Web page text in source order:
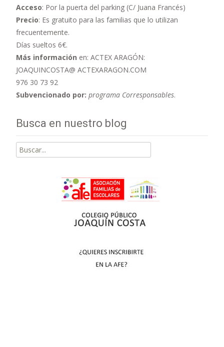
Acceso: Por la puerta del parking (C/ Juana Francés)
Precio: Es gratuito para las familias que lo utilizan
frecuentemente.
Días sueltos 6€.
Más información en: ACTEX ARAGÓN:
JOAQUINCOSTA@ ACTEXARAGON.COM
976 30 73 92
Subvencionado por: programa Corresponsables.
Busca en nuestro blog
Buscar
por: